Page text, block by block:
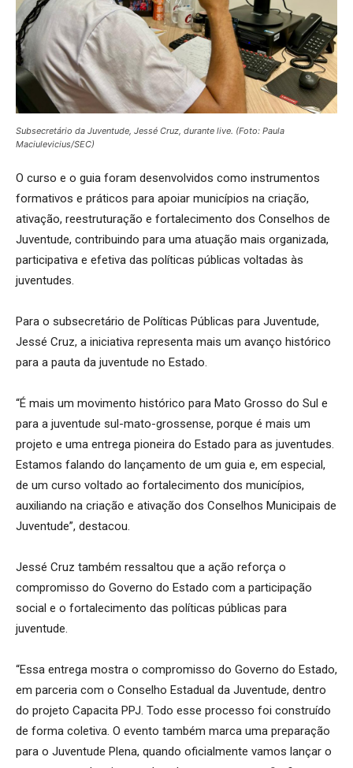
Subsecretário da Juventude, Jessé Cruz, durante live. (Foto: Paula
Maciulevicius/SEC)
O curso e o guia foram desenvolvidos como instrumentos
formativos e práticos para apoiar municípios na criação,
ativação, reestruturação e fortalecimento dos Conselhos de
Juventude, contribuindo para uma atuação mais organizada,
participativa e efetiva das políticas públicas voltadas às
juventudes.
Para o subsecretário de Políticas Públicas para Juventude,
Jessé Cruz, a iniciativa representa mais um avanço histórico
para a pauta da juventude no Estado.
“É mais um movimento histórico para Mato Grosso do Sul e
para a juventude sul-mato-grossense, porque é mais um
projeto e uma entrega pioneira do Estado para as juventudes.
Estamos falando do lançamento de um guia e, em especial,
de um curso voltado ao fortalecimento dos municípios,
auxiliando na criação e ativação dos Conselhos Municipais de
Juventude”, destacou.
Jessé Cruz também ressaltou que a ação reforça o
compromisso do Governo do Estado com a participação
social e o fortalecimento das políticas públicas para
juventude.
“Essa entrega mostra o compromisso do Governo do Estado,
em parceria com o Conselho Estadual da Juventude, dentro
do projeto Capacita PPJ. Todo esse processo foi construído
de forma coletiva. O evento também marca uma preparação
para o Juventude Plena, quando oficialmente vamos lançar o